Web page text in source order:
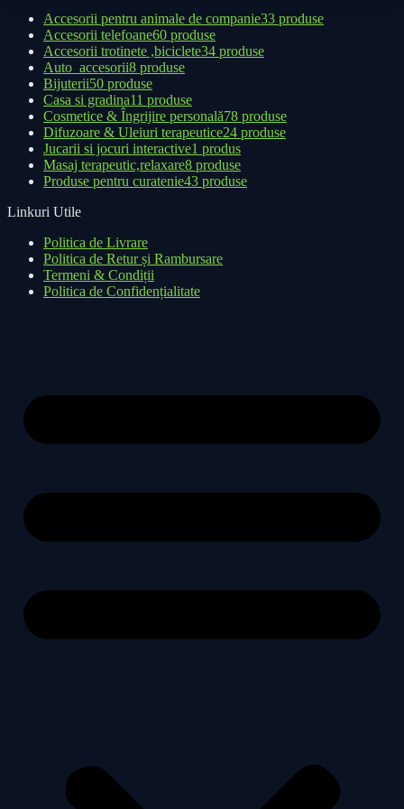
Accesorii pentru animale de companie33 produse
Accesorii telefoane60 produse
Accesorii trotinete ,biciclete34 produse
Auto_accesorii8 produse
Bijuterii50 produse
Casa si gradina11 produse
Cosmetice & Îngrijire personală78 produse
Difuzoare & Uleiuri terapeutice24 produse
Jucarii si jocuri interactive1 produs
Masaj terapeutic,relaxare8 produse
Produse pentru curatenie43 produse
Linkuri Utile
Politica de Livrare
Politica de Retur și Rambursare
Termeni & Condiții
Politica de Confidențialitate